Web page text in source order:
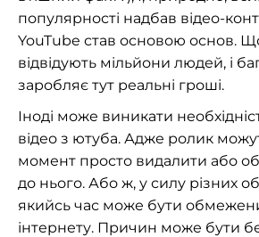
популярності надбав відео-
YouTube став основою основ.
відвідують мільйони людей, і
заробляє тут реальні гроші.
Іноді може виникати
відео з ютуба. Адже ролик
момент просто видалити або
до нього. Або ж, у силу різних
якийсь час може бути
інтернету. Причин може бути